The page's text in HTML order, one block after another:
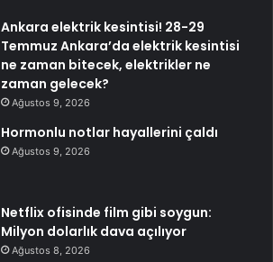
Ankara elektrik kesintisi! 28-29
Temmuz Ankara’da elektrik kesintisi
ne zaman bitecek, elektrikler ne
zaman gelecek?
Ağustos 9, 2026
Hormonlu notlar hayallerini çaldı
Ağustos 9, 2026
Netflix ofisinde film gibi soygun:
Milyon dolarlık dava açılıyor
Ağustos 8, 2026